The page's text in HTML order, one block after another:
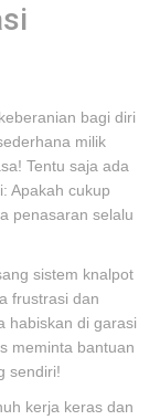
bagi diri
milik
Tentu saja ada
Apakah cukup
penasaran selalu
sistem knalpot
frustrasi dan
habiskan di garasi
meminta bantuan
sendiri!
kerja keras dan